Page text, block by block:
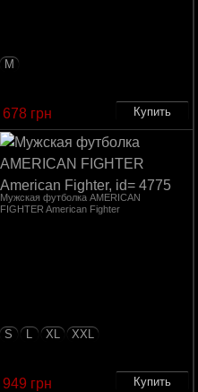
M
678 грн
Мужская футболка AMERICAN
FIGHTER American Fighter
S L XL XXL
949 грн